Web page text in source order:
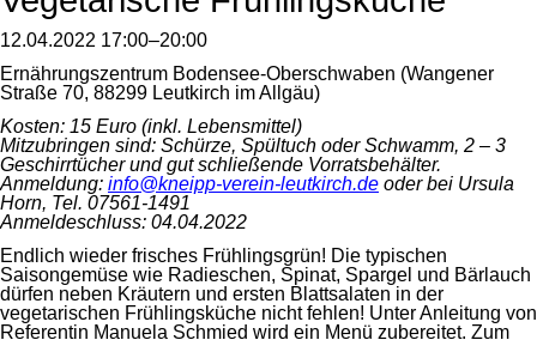
12.04.2022 17:00–20:00
Ernährungszentrum Bodensee-Oberschwaben (Wangener
Straße 70, 88299 Leutkirch im Allgäu)
Kosten: 15 Euro (inkl. Lebensmittel)
Mitzubringen sind: Schürze, Spültuch oder Schwamm, 2 – 3
Geschirrtücher und gut schließende Vorratsbehälter.
Anmeldung: info@kneipp-verein-leutkirch.de oder bei Ursula
Horn, Tel. 07561-1491
Anmeldeschluss: 04.04.2022
Endlich wieder frisches Frühlingsgrün! Die typischen
Saisongemüse wie Radieschen, Spinat, Spargel und Bärlauch
dürfen neben Kräutern und ersten Blattsalaten in der
vegetarischen Frühlingsküche nicht fehlen! Unter Anleitung von
Referentin Manuela Schmied wird ein Menü zubereitet. Zum